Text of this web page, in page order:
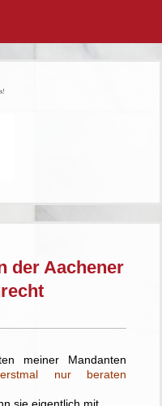
der Aachener
meiner Mandanten
nur beraten